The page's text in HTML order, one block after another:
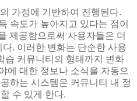
가정에 기반하여 진행된다.
속도가 높아지고 있다는 점이
제공함으로써 사용자들은 더
. 이러한 변화는 단순한 사용
습 커뮤니티의 형태까지 변화
에 대한 정보나 소식을 자동으
하는 시스템은 커뮤니티 내 정
수 있게 한다.